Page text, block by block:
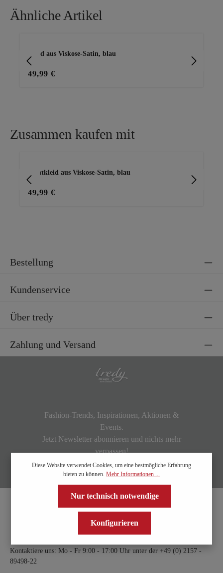
Ähnliche Artikel
Kleid aus Viskose-Satin, blau
49,99 €
Zusammen kaufen mit
Printkleid aus Viskose-Satin, blau
49,99 €
Bestellung
Kundenservice
Über tredy
Zahlung und Versand
Fashion-Trends, Inspirationen, Aktionen &
Events.
Jetzt Newsletter abonnieren und nichts mehr
verpassen!
Kontaktiere uns: Mo - Fr 9:00 - 17:00 Uhr unter der +49 (0) 2157 -
89498-22
Diese Website verwendet Cookies, um eine bestmögliche Erfahrung
bieten zu können. Mehr Informationen ...
Nur technisch notwendige
Konfigurieren